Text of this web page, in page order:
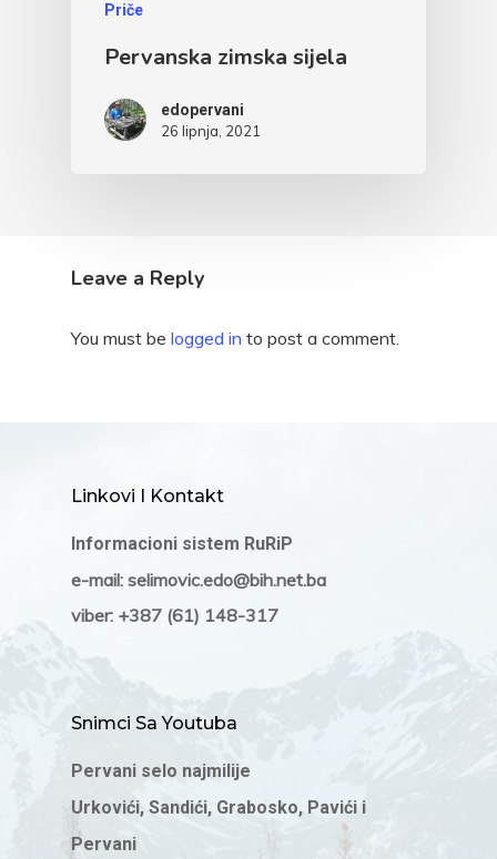
Priče
Pervanska zimska sijela
edopervani
26 lipnja, 2021
Leave a Reply
You must be logged in to post a comment.
Linkovi I Kontakt
Informacioni sistem RuRiP
e-mail: selimovic.edo@bih.net.ba
viber: +387 (61) 148-317
Snimci Sa Youtuba
Pervani selo najmilije
Urkovići, Sandići, Grabosko, Pavići i
Pervani